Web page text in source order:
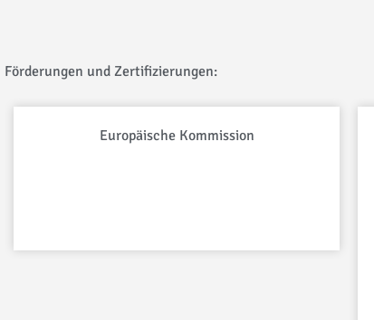
Förderungen und Zertifizierungen:
Europäische Kommission